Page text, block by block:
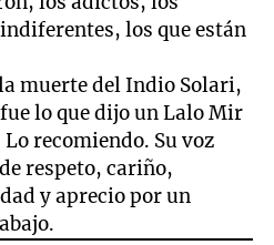
los que están
muerte del Indio Solari,
lo que dijo un Lalo Mir
recomiendo. Su voz
respeto, cariño,
y aprecio por un